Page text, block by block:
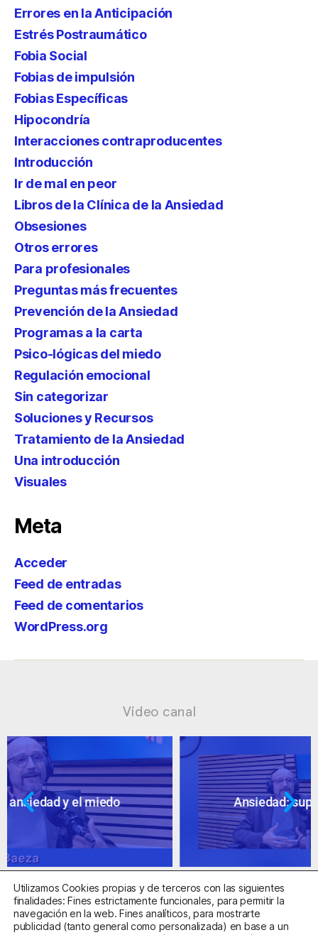
Errores en la Anticipación
Estrés Postraumático
Fobia Social
Fobias de impulsión
Fobias Específicas
Hipocondría
Interacciones contraproducentes
Introducción
Ir de mal en peor
Libros de la Clínica de la Ansiedad
Obsesiones
Otros errores
Para profesionales
Preguntas más frecuentes
Prevención de la Ansiedad
Programas a la carta
Psico-lógicas del miedo
Regulación emocional
Sin categorizar
Soluciones y Recursos
Tratamiento de la Ansiedad
Una introducción
Visuales
Meta
Acceder
Feed de entradas
Feed de comentarios
WordPress.org
Vídeo canal
Ansiedad: supuestos cuestionables
Utilizamos Cookies propias y de terceros con las siguientes
finalidades: Fines estrictamente funcionales, para permitir la
navegación en la web. Fines analíticos, para mostrarte
publicidad (tanto general como personalizada) en base a un